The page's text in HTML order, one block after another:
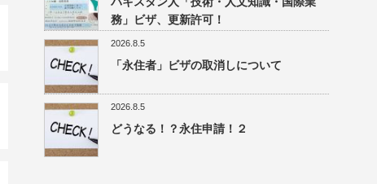
務」ビザ、更新許可！
2026.8.5
「永住者」ビザの取消しについて
2026.8.5
どうなる！？永住申請！２